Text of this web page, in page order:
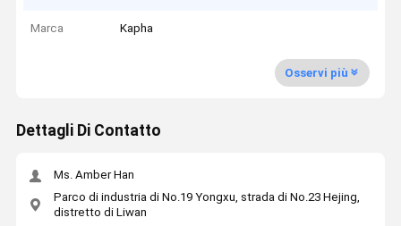
Marca Kapha
Osservi più
Dettagli Di Contatto
Ms. Amber Han
Parco di industria di No.19 Yongxu, strada di No.23 Hejing,
distretto di Liwan